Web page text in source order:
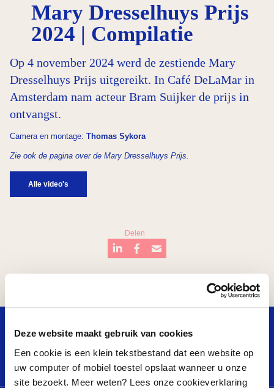
Deze website maakt gebruik van cookies
Een cookie is een klein tekstbestand dat een website op
uw computer of mobiel toestel opslaat wanneer u onze
site bezoekt. Meer weten? Lees onze cookieverklaring
Mary Dresselhuys Prijs
2024 | Compilatie
Op 4 november 2024 werd de zestiende Mary
Dresselhuys Prijs uitgereikt. In Café DeLaMar in
Amsterdam nam acteur Bram Suijker de prijs in
ontvangst.
Camera en montage: Thomas Sykora
Zie ook de pagina over de Mary Dresselhuys Prijs.
Alle video's
Delen
…